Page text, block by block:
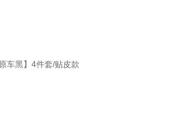
车黑】4件套/贴皮款